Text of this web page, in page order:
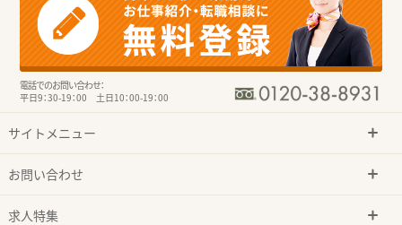
電話でのお問い合わせ：
平日9：30-19：00 土日10：00-19：00
サイトメニュー
お問い合わせ
求人特集